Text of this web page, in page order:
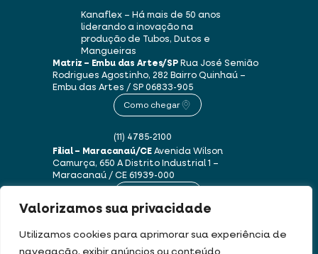
Valorizamos sua privacidade
Utilizamos cookies para aprimorar sua experiência de
navegação, exibir anúncios ou conteúdo
Kanaflex – Há mais de 50 anos
liderando a inovação na
produção de Tubos, Dutos e
Mangueiras
Matriz – Embu das Artes/SPRua José Semião
Rodrigues Agostinho, 282 Bairro Quinhaú –
Embu das Artes / SP06833-905
Como chegar
(11) 4785-2100
Filial – Maracanaú/CEAvenida Wilson
Camurça, 650 ADistrito Industrial 1 –
Maracanaú / CE61939-000